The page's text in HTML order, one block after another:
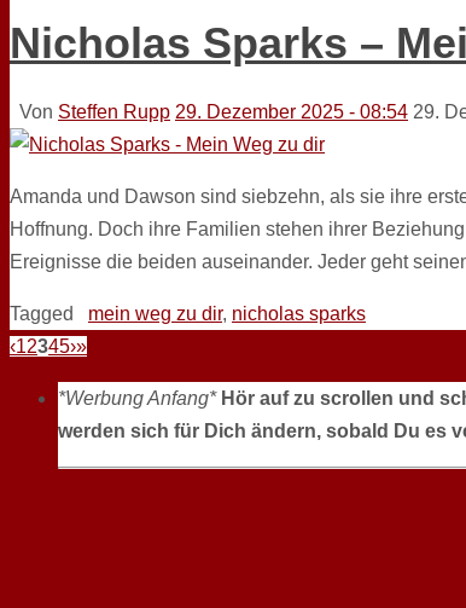
Nicholas Sparks –
Von Steffen Rupp 29. Dezember 2025 - 08:54 29.
Amanda und Dawson sind siebzehn, als sie ihre
Hoffnung. Doch ihre Familien stehen ihrer
Ereignisse die beiden auseinander. Jeder geht
Tagged mein weg zu dir, nicholas sparks
‹12345›»
*Werbung Anfang* Hör auf zu scrollen und
werden sich für Dich ändern, sobald Du es